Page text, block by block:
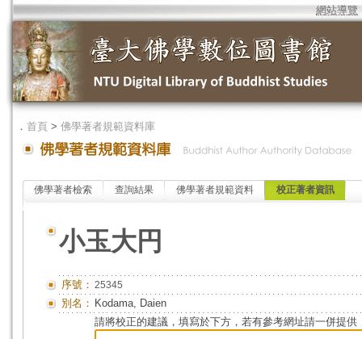
網站導覽
． 首頁 > 佛學著者規範資料庫
佛學著者檢索 查詢結果 佛學著者規範資料 校正著者資訊
小玉大円
序號： 25345
別名： Kodama, Daien
請將校正的建議，填寫於下方，若有參考網址請一併提供